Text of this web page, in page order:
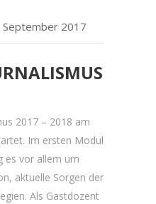
September 2017
2017 – 2018 am
Im ersten Modul
es vor allem um
aktuelle Sorgen der
Als Gastdozent